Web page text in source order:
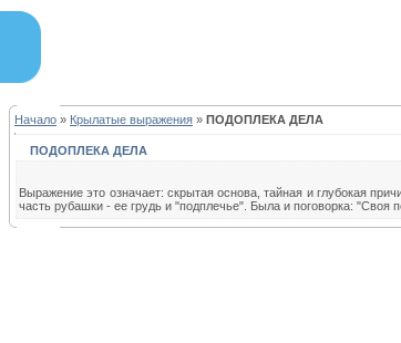
Начало » Крылатые выражения » ПОДОПЛЕКА ДЕЛА
ПОДОПЛЕКА ДЕЛА
Выражение это означает: скрытая основа, тайная и глубокая
часть рубашки - ее грудь и "подплечье". Была и поговорка: "Своя